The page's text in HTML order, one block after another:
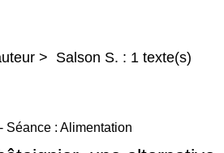
> Salson S. : 1 texte(s)
Séance : Alimentation